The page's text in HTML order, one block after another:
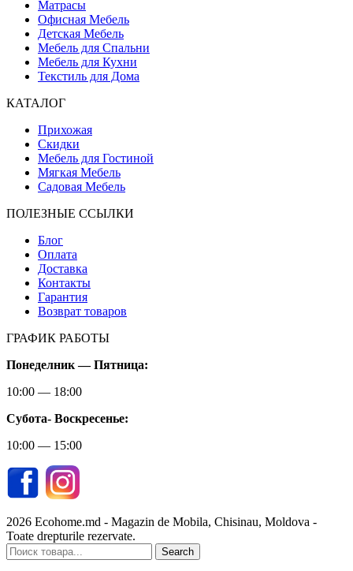
Матрасы
Офисная Мебель
Детская Мебель
Мебель для Спальни
Мебель для Кухни
Текстиль для Дома
КАТАЛОГ
Прихожая
Скидки
Мебель для Гостиной
Мягкая Мебель
Садовая Мебель
ПОЛЕЗНЫЕ ССЫЛКИ
Блог
Оплата
Доставка
Контакты
Гарантия
Возврат товаров
ГРАФИК РАБОТЫ
Понеделник — Пятница:
10:00 — 18:00
Субота- Воскресенье:
10:00 — 15:00
2026 Ecohome.md - Magazin de Mobila, Chisinau, Moldova -
Toate drepturile rezervate.
Search